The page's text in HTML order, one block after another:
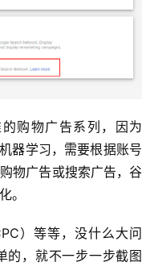
购物广告系列，因为
器学习，需要根据账号
物广告或搜索广告，谷
。
）等等，没什么大问
的，就不一步一步截图